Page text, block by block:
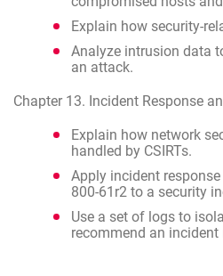
Explain how security-
Analyze intrusion data
an attack.
Chapter 13. Incident Response
Explain how network
handled by CSIRTs.
Apply incident
800-61r2 to a security
Use a set of logs to
recommend an incident